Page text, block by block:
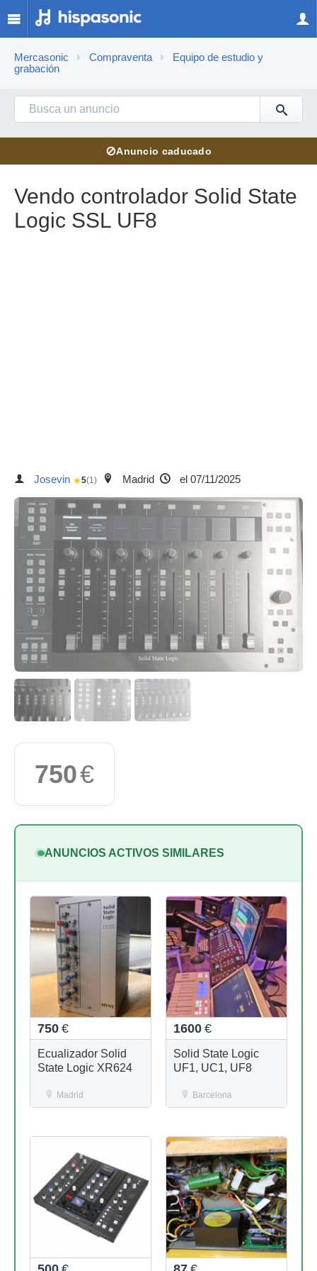
Mercasonic Compraventa
Equipo de estudio y
grabación
⊘Anuncio caducado
Vendo controlador Solid State
Logic SSL UF8
Josevin ★5(1) Madrid el 07/11/2025
750€
ANUNCIOS ACTIVOS SIMILARES
750 €
Ecualizador Solid
State Logic XR624
Madrid
1600 €
Solid State Logic
UF1, UC1, UF8
Barcelona